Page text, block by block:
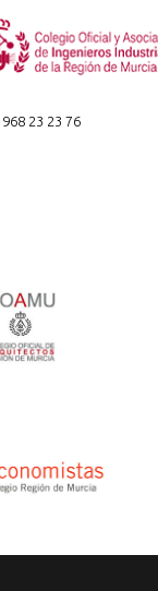
968 23 23 76